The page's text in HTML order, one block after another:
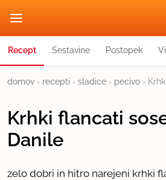
Recept Sestavine Postopek
domov › recepti › sladice › pecivo ›
Krhki flancati
Danile
zelo dobri in hitro narejeni krhki